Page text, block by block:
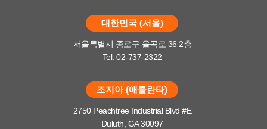
대한민국 (서울)
서울특별시 종로구 율곡로 36 2층
Tel. 02-737-2322
조지아 (애틀란타)
2750 Peachtree Industrial Blvd #E
Duluth, GA 30097